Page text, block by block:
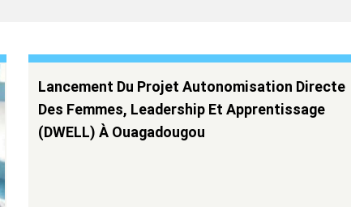
Lancement Du Projet Autonomisation Directe
Des Femmes, Leadership Et Apprentissage
(DWELL) À Ouagadougou